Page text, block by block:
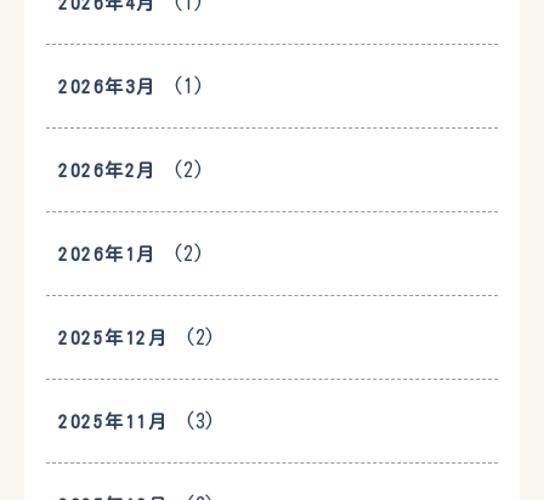
2026年3月 (1)
2026年2月 (2)
2026年1月 (2)
2025年12月 (2)
2025年11月 (3)